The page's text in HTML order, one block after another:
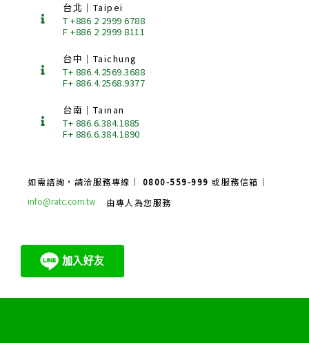
台北｜Taipei
T +886 2 2999 6788
F +886 2 2999 8111
台中｜Taichung
T+ 886.4.2569.3688
F+ 886.4.2568.9377
台南｜Tainan
T+ 886.6.384.1885
F+ 886.6.384.1890
如需諮詢，請洽服務專線｜ 0800-559-999 或服務信箱｜
info@ratc.com.tw
由專人為您服務